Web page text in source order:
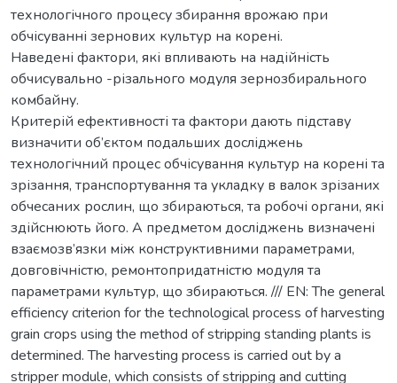
технологічного процесу збирання врожаю при
обчісуванні зернових культур на корені.
Наведені фактори, які впливають на надійність
обчисувально -різального модуля зернозбирального
комбайну.
Критерій ефективності та фактори дають підставу
визначити об’єктом подальших досліджень
технологічний процес обчісування культур на корені та
зрізання, транспортування та укладку в валок зрізаних
обчесаних рослин, що збираються, та робочі органи, які
здійснюють його. А предметом досліджень визначені
взаємозв’язки між конструктивними параметрами,
довговічністю, ремонтопридатністю модуля та
параметрами культур, що збираються. /// EN: The general
efficiency criterion for the technological process of harvesting
grain crops using the method of stripping standing plants is
determined. The harvesting process is carried out by a
stripper module, which consists of stripping and cutting